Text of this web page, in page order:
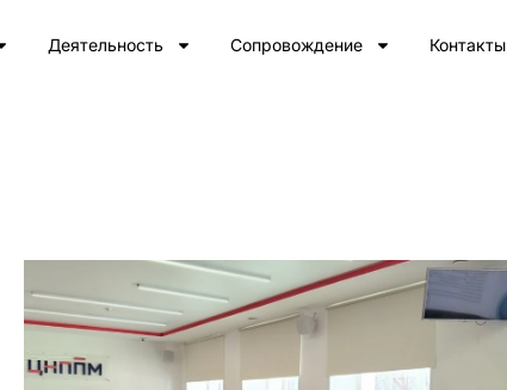
Деятельность Сопровождение Контакты